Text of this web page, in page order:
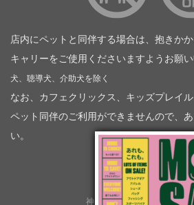
店内にペットと同伴する場合は、抱きか
キャリーをご使用くださいますようお願い
犬、聴導犬、介助犬を除く
なお、カフェクリックス、キッズプレイ
ペット同伴のご利用ができませんので、
い。
神奈川トヨタ自動車（企業情